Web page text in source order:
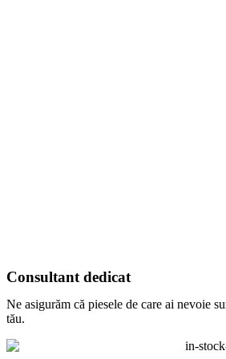
Consultant dedicat
Ne asigurăm că piesele de care ai nevoie
tău.